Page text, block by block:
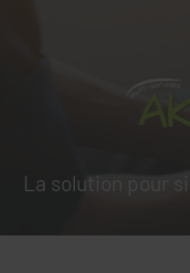
La solution pour